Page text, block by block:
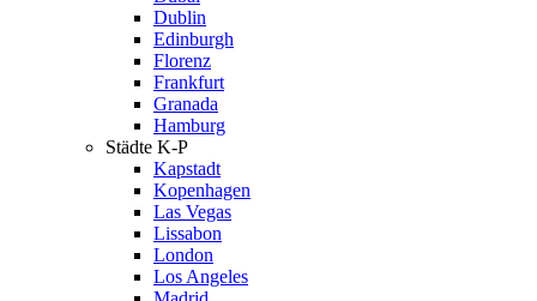
Dublin
Edinburgh
Florenz
Frankfurt
Granada
Hamburg
Städte K-P
Kapstadt
Kopenhagen
Las Vegas
Lissabon
London
Los Angeles